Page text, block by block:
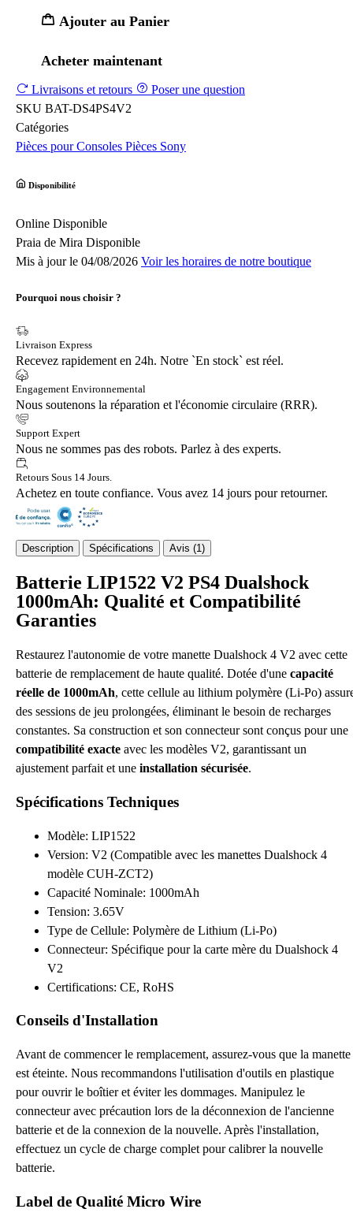
Ajouter au Panier
Acheter maintenant
Livraisons et retours
Poser une question
SKU BAT-DS4PS4V2
Catégories
Pièces pour Consoles Pièces Sony
Disponibilité
Online Disponible
Praia de Mira Disponible
Mis à jour le 04/08/2026 Voir les horaires de notre boutique
Pourquoi nous choisir ?
Livraison Express
Recevez rapidement en 24h. Notre `En stock` est réel.
Engagement Environnemental
Nous soutenons la réparation et l'économie circulaire (RRR).
Support Expert
Nous ne sommes pas des robots. Parlez à des experts.
Retours Sous 14 Jours.
Achetez en toute confiance. Vous avez 14 jours pour retourner.
Description Spécifications Avis (1)
Batterie LIP1522 V2 PS4 Dualshock
1000mAh: Qualité et Compatibilité
Garanties
Restaurez l'autonomie de votre manette Dualshock 4 V2 avec cette
batterie de remplacement de haute qualité. Dotée d'une capacité
réelle de 1000mAh, cette cellule au lithium polymère (Li-Po)
des sessions de jeu prolongées, éliminant le besoin de recharges
constantes. Sa construction et son connecteur sont conçus pour une
compatibilité exacte avec les modèles V2, garantissant un
ajustement parfait et une installation sécurisée.
Spécifications Techniques
Modèle: LIP1522
Version: V2 (Compatible avec les manettes Dualshock 4
modèle CUH-ZCT2)
Capacité Nominale: 1000mAh
Tension: 3.65V
Type de Cellule: Polymère de Lithium (Li-Po)
Connecteur: Spécifique pour la carte mère du Dualshock 4
V2
Certifications: CE, RoHS
Conseils d'Installation
Avant de commencer le remplacement, assurez-vous que la manette
est éteinte. Nous recommandons l'utilisation d'outils en plastique
pour ouvrir le boîtier et éviter les dommages. Manipulez le
connecteur avec précaution lors de la déconnexion de l'ancienne
batterie et de la connexion de la nouvelle. Après l'installation,
effectuez un cycle de charge complet pour calibrer la nouvelle
batterie.
Label de Qualité Micro Wire